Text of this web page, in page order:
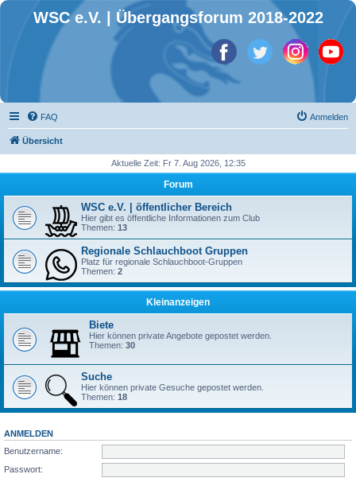
WSC e.V. | Übergangsforum 2018-2022
FAQ Anmelden
Übersicht
Aktuelle Zeit: Fr 7. Aug 2026, 12:35
Forum
WSC e.V. | öffentlicher Bereich
Hier gibt es öffentliche Informationen zum Club
Themen: 13
Regionale Schlauchboot Gruppen
Platz für regionale Schlauchboot-Gruppen
Themen: 2
Kleinanzeigen
Biete
Hier können private Angebote gepostet werden.
Themen: 30
Suche
Hier können private Gesuche gepostet werden.
Themen: 18
ANMELDEN
Benutzername:
Passwort: